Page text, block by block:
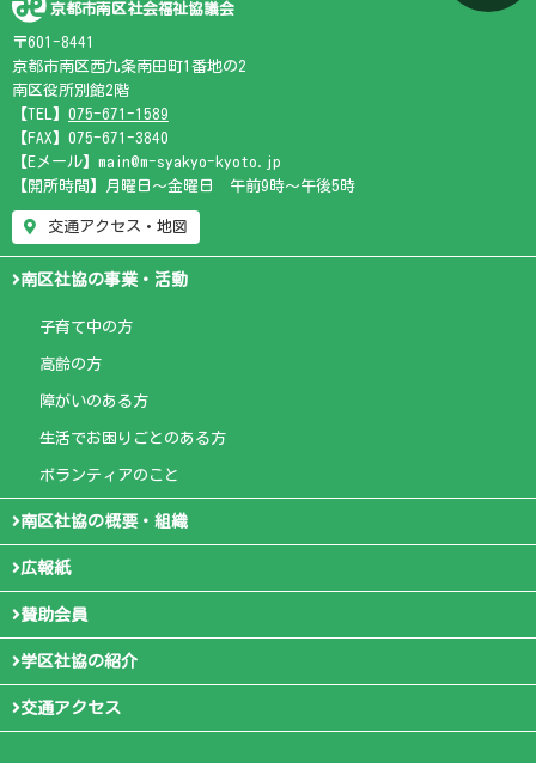
京都市南区社会福祉協議会
〒601-8441
京都市南区西九条南田町1番地の2
南区役所別館2階
【TEL】 075-671-1589
【FAX】075-671-3840
【Eメール】main@m-syakyo-kyoto.jp
【開所時間】月曜日～金曜日 午前9時～午後5時
交通アクセス・地図
南区社協の事業・活動
子育て中の方
高齢の方
障がいのある方
生活でお困りごとのある方
ボランティアのこと
南区社協の概要・組織
広報紙
賛助会員
学区社協の紹介
交通アクセス